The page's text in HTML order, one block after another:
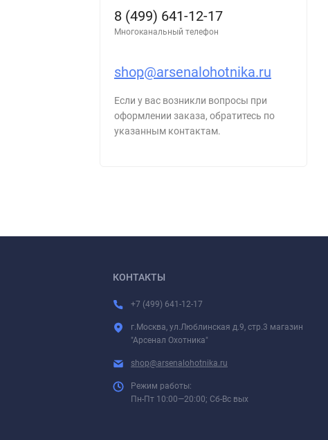
8 (499) 641-12-17
Многоканальный телефон
shop@arsenalohotnika.ru
Если у вас возникли вопросы при
оформлении заказа, обратитесь по
указанным контактам.
КОНТАКТЫ
+7 (499) 641-12-17
г.Москва, ул.Люблинская д.9, стр.3 магазин
"Арсенал Охотника"
shop@arsenalohotnika.ru
Режим работы:
Пн-Пт 10:00—20:00; Сб-Вс вых